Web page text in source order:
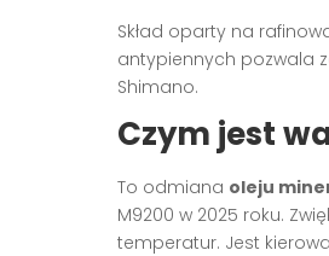
Skład oparty na
antypiennych pozwala
Shimano.
Czym jest
To odmiana oleju
M9200 w 2025 roku.
temperatur. Jest